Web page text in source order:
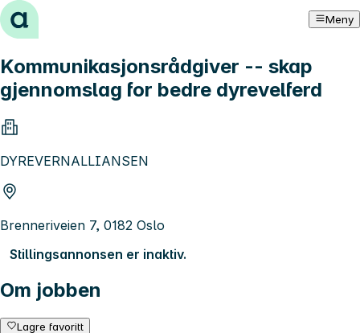
Hopp til innhold Meny
Kommunikasjonsrådgiver -- skap
gjennomslag for bedre dyrevelferd
DYREVERNALLIANSEN
Brenneriveien 7, 0182 Oslo
Stillingsannonsen er inaktiv.
Om jobben
Lagre favoritt